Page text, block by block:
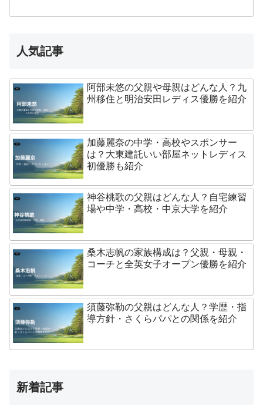
人気記事
阿部未悠の父親や母親はどんな人？九
州移住と明治安田レディス優勝を紹介
加藤麗奈の中学・高校やスポンサー
は？大東建託いい部屋ネットレディス
初優勝も紹介
神谷桃歌の父親はどんな人？自宅練習
場や中学・高校・中京大学を紹介
桑木志帆の家族構成は？父親・母親・
コーチと全英女子オープン優勝を紹介
須藤弥勒の父親はどんな人？学歴・指
導方針・さくらパパとの関係を紹介
新着記事
無料レッスン